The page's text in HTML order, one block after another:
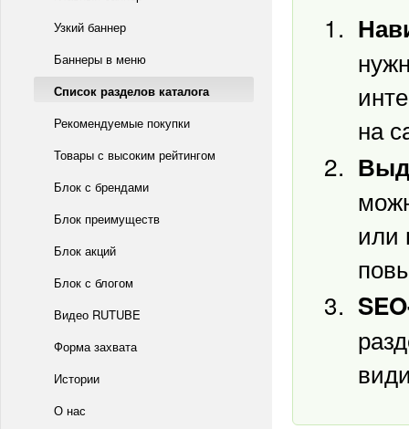
Узкий баннер
Баннеры в меню
Список разделов каталога
Рекомендуемые покупки
Товары с высоким рейтингом
Блок с брендами
Блок преимуществ
Блок акций
Блок с блогом
Видео RUTUBE
Форма захвата
Истории
О нас
на
или